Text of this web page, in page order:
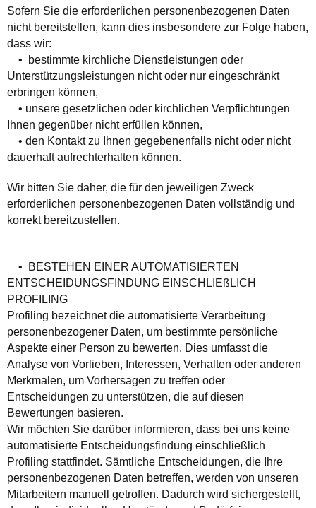
Sofern Sie die erforderlichen personenbezogenen Daten
nicht bereitstellen, kann dies insbesondere zur Folge haben,
dass wir:
• bestimmte kirchliche Dienstleistungen oder
Unterstützungsleistungen nicht oder nur eingeschränkt
erbringen können,
• unsere gesetzlichen oder kirchlichen Verpflichtungen
Ihnen gegenüber nicht erfüllen können,
• den Kontakt zu Ihnen gegebenenfalls nicht oder nicht
dauerhaft aufrechterhalten können.
Wir bitten Sie daher, die für den jeweiligen Zweck
erforderlichen personenbezogenen Daten vollständig und
korrekt bereitzustellen.
• BESTEHEN EINER AUTOMATISIERTEN
ENTSCHEIDUNGSFINDUNG EINSCHLIEßLICH
PROFILING
Profiling bezeichnet die automatisierte Verarbeitung
personenbezogener Daten, um bestimmte persönliche
Aspekte einer Person zu bewerten. Dies umfasst die
Analyse von Vorlieben, Interessen, Verhalten oder anderen
Merkmalen, um Vorhersagen zu treffen oder
Entscheidungen zu unterstützen, die auf diesen
Bewertungen basieren.
Wir möchten Sie darüber informieren, dass bei uns keine
automatisierte Entscheidungsfindung einschließlich
Profiling stattfindet. Sämtliche Entscheidungen, die Ihre
personenbezogenen Daten betreffen, werden von unseren
Mitarbeitern manuell getroffen. Dadurch wird sichergestellt,